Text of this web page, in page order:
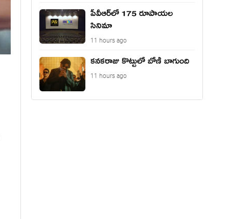
పీవీఆర్‌లో 175 రూపాయల
సినిమా
11 hours ago
కనకరాజు కొట్టులో బోణీ బాగుంది
11 hours ago